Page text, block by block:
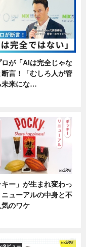
が「AIは完全じゃな
断言！「むしろ人が管
未来にな…
キー」が生まれ変わっ
ニューアルの中身と不
のワケ